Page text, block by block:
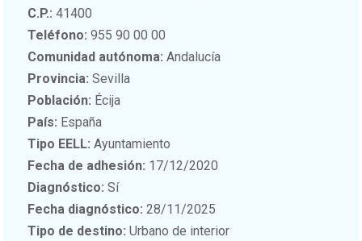
C.P.: 41400
Teléfono: 955 90 00 00
Comunidad autónoma: Andalucía
Provincia: Sevilla
Población: Écija
País: España
Tipo EELL: Ayuntamiento
Fecha de adhesión: 17/12/2020
Diagnóstico: Sí
Fecha diagnóstico: 28/11/2025
Tipo de destino: Urbano de interior